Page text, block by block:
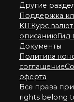
Другие
Поддержка
KITКурс
описаниюГид
Документы
Политика
соглашение
оферта
Все права
rights belong